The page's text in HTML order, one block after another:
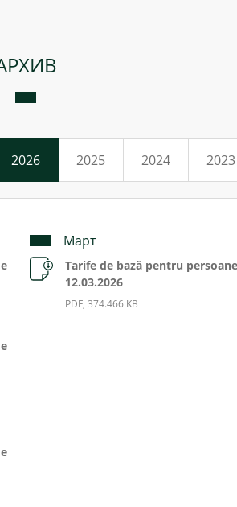
2026 2025 2024 2023
Март
Tarife de bază pentru
12.03.2026
PDF, 374.466 KB